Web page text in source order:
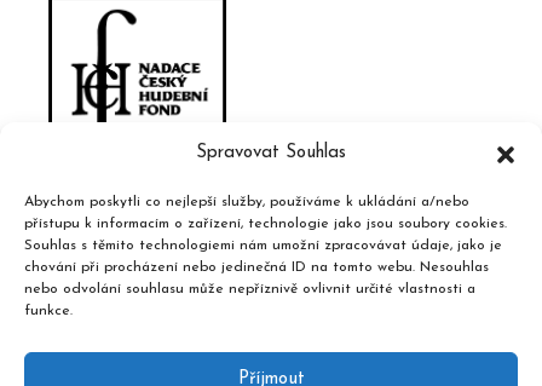
Spravovat Souhlas
Abychom poskytli co nejlepší služby, používáme k ukládání a/nebo
přístupu k informacím o zařízení, technologie jako jsou soubory cookies.
Souhlas s těmito technologiemi nám umožní zpracovávat údaje, jako je
chování při procházení nebo jedinečná ID na tomto webu. Nesouhlas
nebo odvolání souhlasu může nepříznivě ovlivnit určité vlastnosti a
funkce.
Příjmout